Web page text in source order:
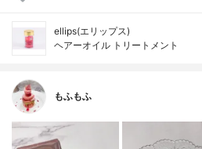
ellips(エリップス)
ヘアーオイル トリートメント
もふもふ